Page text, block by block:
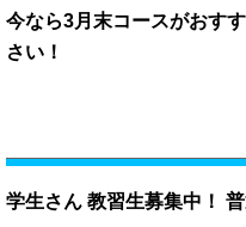
今なら3月末コースがおす
さい！
学生さん 教習生募集中！